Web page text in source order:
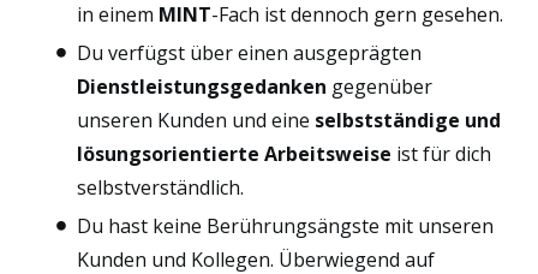
in einem MINT-Fach ist dennoch gern gesehen.
Du verfügst über einen ausgeprägten
Dienstleistungsgedanken gegenüber
unseren Kunden und eine selbstständige und
lösungsorientierte Arbeitsweise ist für dich
selbstverständlich.
Du hast keine Berührungsängste mit unseren
Kunden und Kollegen. Überwiegend auf